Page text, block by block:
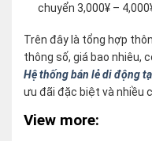
chuyển 3,000¥ –
Trên đây là tổng hợp
thông số, giá bao nhiêu,
Hệ thống bán lẻ di động
ưu đãi đặc biệt và nhiều
View more: